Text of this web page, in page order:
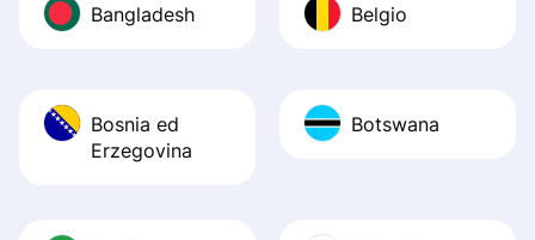
Bangladesh Belgio
Bosnia ed
Erzegovina
Botswana